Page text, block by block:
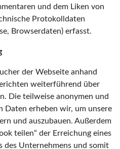
und dem Liken von
Protokolldaten
Browserdaten) erfasst.
der Webseite anhand
weiterführend über
Die teilweise anonymen und
Daten erheben wir, um unsere
und auszubauen. Außerdem
teilen“ der Erreichung eines
des Unternehmens und somit